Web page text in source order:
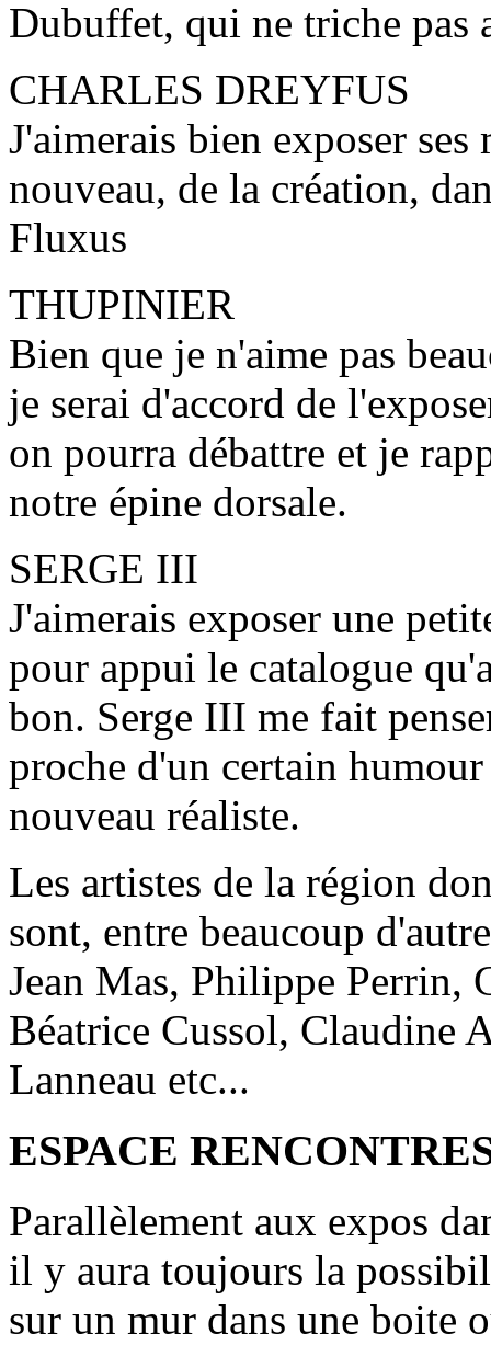
Dubuffet, qui ne triche pas
CHARLES DREYFUS
J'aimerais bien exposer
nouveau, de la création,
Fluxus
THUPINIER
Bien que je n'aime pas
je serai d'accord de
on pourra débattre et je
notre épine dorsale.
SERGE III
J'aimerais exposer une
pour appui le catalogue
bon. Serge III me fait
proche d'un certain
nouveau réaliste.
Les artistes de la région
sont, entre beaucoup
Jean Mas, Philippe Perrin,
Béatrice Cussol, Claudine
Lanneau etc...
ESPACE
Parallèlement aux expos
il y aura toujours la
sur un mur dans une boite